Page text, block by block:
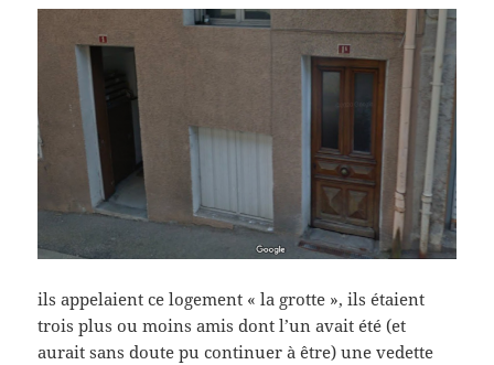
ils appelaient ce logement « la grotte », ils étaient
trois plus ou moins amis dont l’un avait été (et
aurait sans doute pu continuer à être) une vedette